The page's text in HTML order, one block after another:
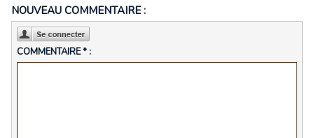
NOUVEAU COMMENTAIRE :
COMMENTAIRE * :